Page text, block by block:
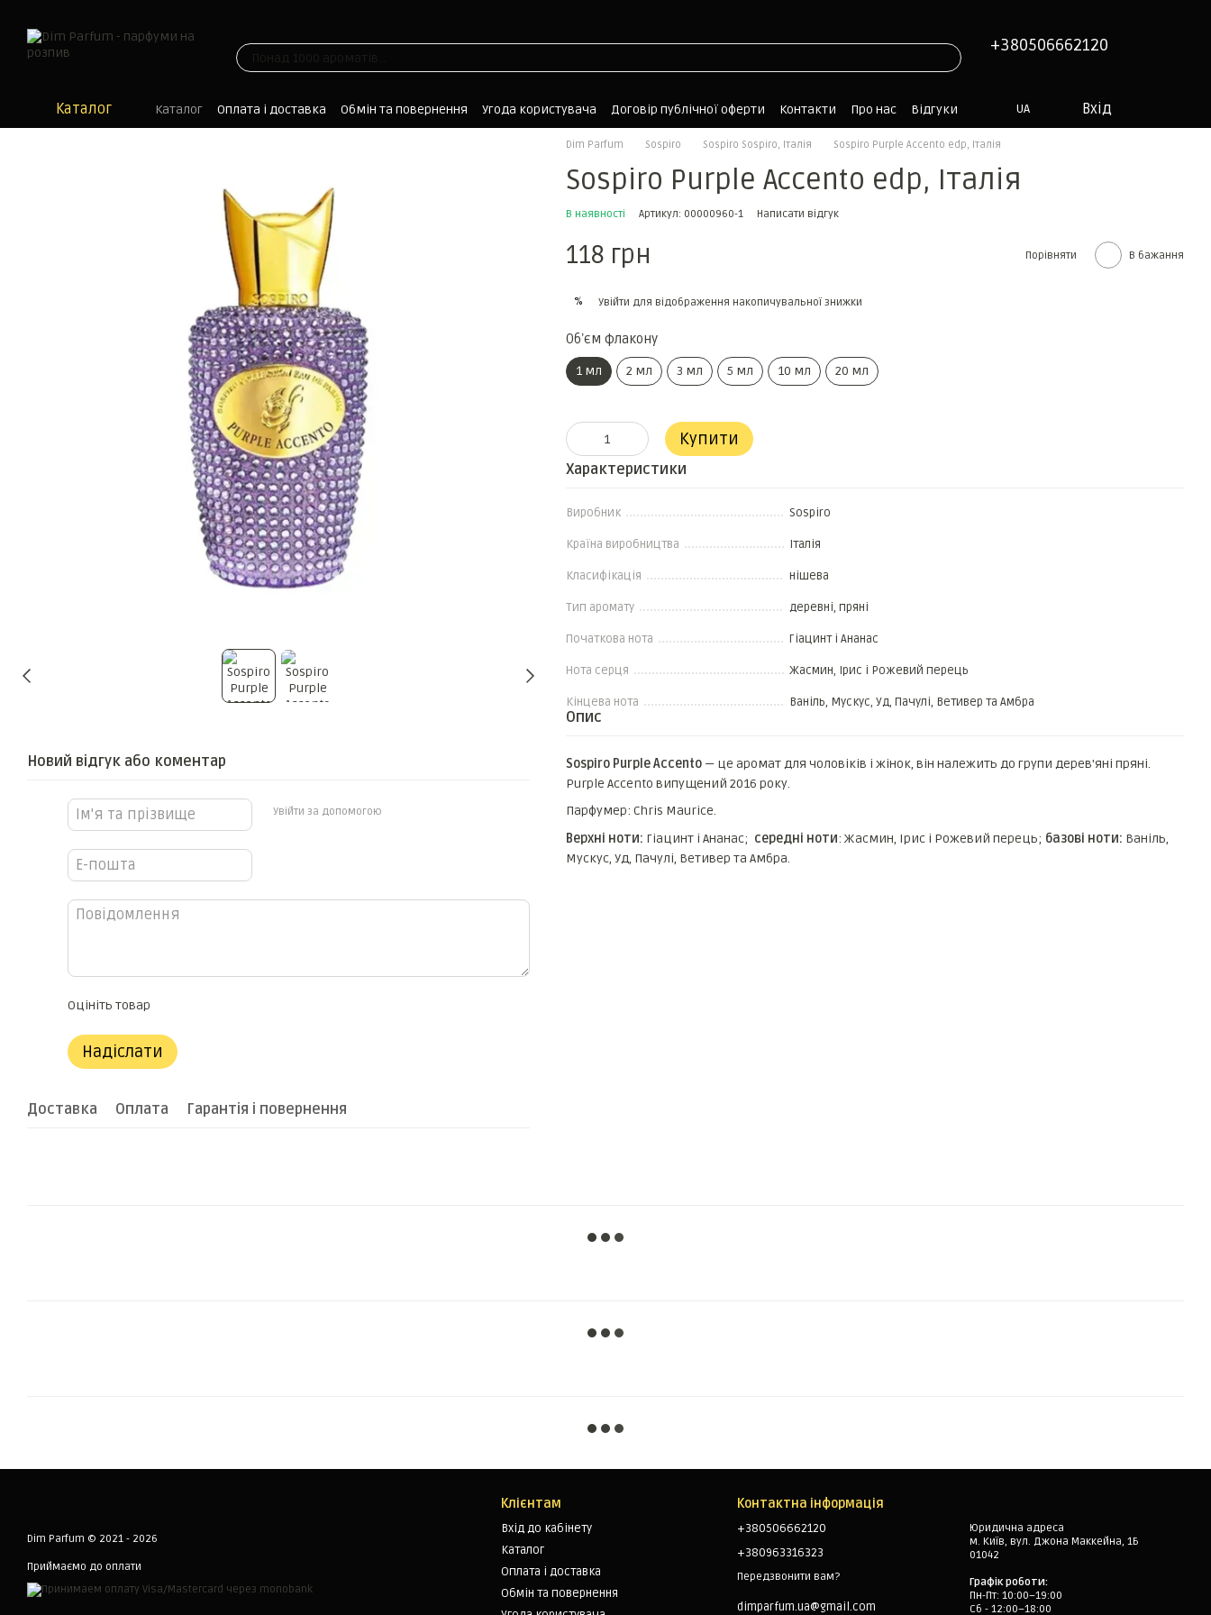
+380506662120
Каталог Каталог Оплата і доставка Обмін та повернення Угода користувача Договір публічної оферти Контакти Про нас
Відгуки
Блог
UA Вхід
Новий відгук або коментар
Увійти за допомогою
Оцініть товар
Надіслати
Доставка Оплата Гарантія і повернення
Dim Parfum Sospiro Sospiro Sospiro, Італія Sospiro Purple Accento edp, Італія
Sospiro Purple Accento edp, Італія
В наявності Артикул: 00000960-1 Написати відгук
118 грн Порівняти В бажання
% Увійти для відображення накопичувальної знижки
Обʼєм флакону
1 мл 2 мл 3 мл 5 мл 10 мл 20 мл
Купити
Характеристики
Виробник Sospiro
Країна виробництва Італія
Класифікація нішева
Тип аромату деревні, пряні
Початкова нота Гіацинт і Ананас
Нота серця Жасмин, Ірис і Рожевий перець
Кінцева нота Ваніль, Мускус, Уд, Пачулі, Ветивер та Амбра
Опис
Sospiro Purple Accento— це аромат для чоловіків і жінок, він належить до групи дерев'яні пряні.
Purple Accento випущений 2016 року.
Парфумер: Chris Maurice.
Верхні ноти: Гіацинт і Ананас; середні ноти: Жасмин, Ірис і Рожевий перець; базові ноти: Ваніль,
Мускус, Уд, Пачулі, Ветивер та Амбра.
Dim Parfum © 2021 - 2026
Приймаємо до оплати
Клієнтам
Вхід до кабінету
Каталог
Оплата і доставка
Обмін та повернення
Контактна інформація
+380506662120
+380963316323
Передзвонити вам?
dimparfum.ua@gmail.com
Юридична адреса
м. Київ, вул. Джона Маккейна, 1Б
01042
Графік роботи:
Пн-Пт: 10:00–19:00
Сб - 12:00–18:00